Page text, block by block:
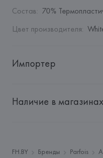
Состав: 70%
Цвет производителя:
Импортер
"БелВиринея"
Адрес:
ПОРТУГАЛИЯ,
Наличие в магазинах
FH.BY Бренды Parfois